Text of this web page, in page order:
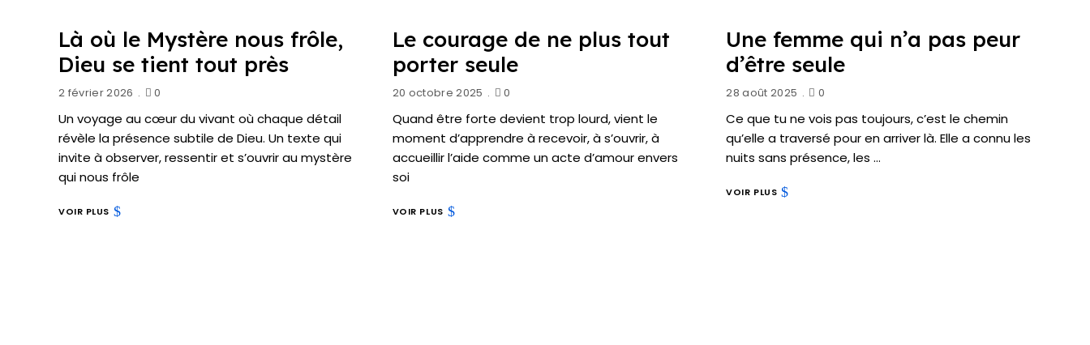
Là où le Mystère nous frôle,
Dieu se tient tout près
2 février 2026 0
Un voyage au cœur du vivant où chaque détail
révèle la présence subtile de Dieu. Un texte qui
invite à observer, ressentir et s’ouvrir au mystère
qui nous frôle
VOIR PLUS
Le courage de ne plus tout
porter seule
20 octobre 2025 0
Quand être forte devient trop lourd, vient le
moment d’apprendre à recevoir, à s’ouvrir, à
accueillir l’aide comme un acte d’amour envers
soi
VOIR PLUS
Une femme qui n’a pas peur
d’être seule
28 août 2025 0
Ce que tu ne vois pas toujours, c’est le chemin
qu’elle a traversé pour en arriver là. Elle a connu les
nuits sans présence, les …
VOIR PLUS